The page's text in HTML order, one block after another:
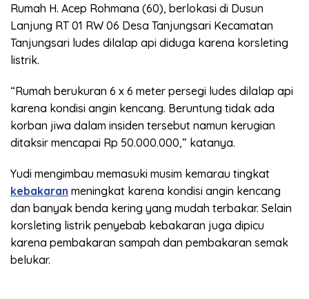
Rumah H. Acep Rohmana (60), berlokasi di Dusun
Lanjung RT 01 RW 06 Desa Tanjungsari Kecamatan
Tanjungsari ludes dilalap api diduga karena korsleting
listrik.
“Rumah berukuran 6 x 6 meter persegi ludes dilalap api
karena kondisi angin kencang. Beruntung tidak ada
korban jiwa dalam insiden tersebut namun kerugian
ditaksir mencapai Rp 50.000.000,” katanya.
Yudi mengimbau memasuki musim kemarau tingkat
kebakaran meningkat karena kondisi angin kencang
dan banyak benda kering yang mudah terbakar. Selain
korsleting listrik penyebab kebakaran juga dipicu
karena pembakaran sampah dan pembakaran semak
belukar.